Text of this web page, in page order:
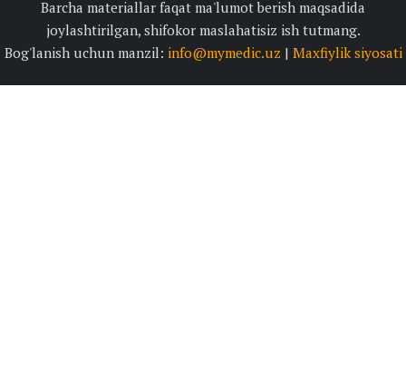
Barcha materiallar faqat ma'lumot berish maqsadida
joylashtirilgan, shifokor maslahatisiz ish tutmang.
Bog'lanish uchun manzil: info@mymedic.uz | Maxfiylik siyosati